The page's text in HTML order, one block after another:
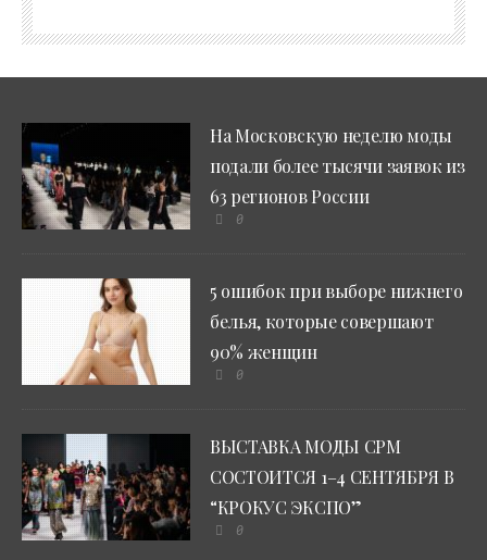
На Московскую неделю моды
подали более тысячи заявок из
63 регионов России
0
5 ошибок при выборе нижнего
белья, которые совершают
90% женщин
0
ВЫСТАВКА МОДЫ CPM
СОСТОИТСЯ 1–4 СЕНТЯБРЯ В
“КРОКУС ЭКСПО”
0